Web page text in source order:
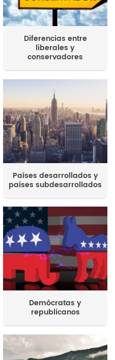
Diferencias entre
liberales y
conservadores
Países desarrollados y
países subdesarrollados
Demócratas y
republicanos